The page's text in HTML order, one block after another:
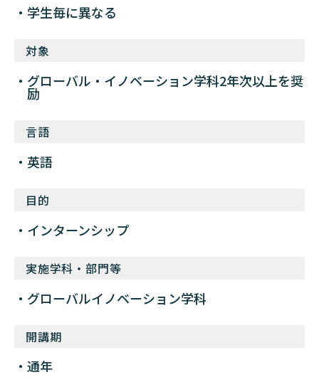
学生毎に異なる
対象
グローバル・イノベーション学科2年次以上を奨
励
言語
英語
目的
インターンシップ
実施学科・部門等
グローバルイノベーション学科
開講期
通年